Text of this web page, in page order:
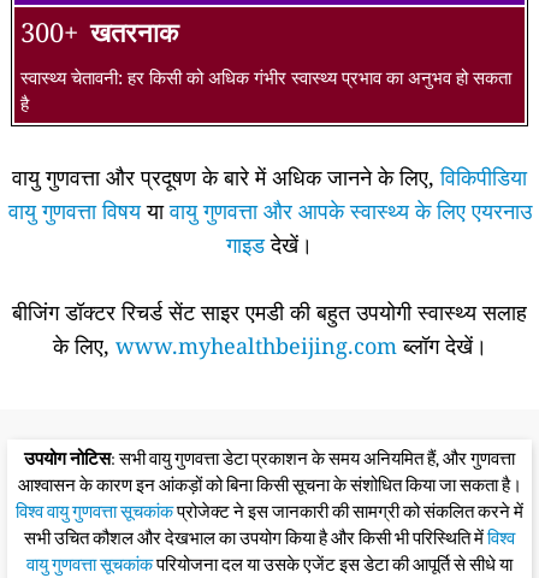
300+ खतरनाक
स्वास्थ्य चेतावनी: हर किसी को अधिक गंभीर स्वास्थ्य प्रभाव का अनुभव हो सकता
है
वायु गुणवत्ता और प्रदूषण के बारे में अधिक जानने के लिए,विकिपीडिया
वायु गुणवत्ता विषययावायु गुणवत्ता और आपके स्वास्थ्य के लिए एयरनाउ
गाइडदेखें।
बीजिंग डॉक्टर रिचर्ड सेंट साइर एमडी की बहुत उपयोगी स्वास्थ्य सलाह
के लिए, www.myhealthbeijing.comब्लॉग देखें।
उपयोग नोटिस: सभी वायु गुणवत्ता डेटा प्रकाशन के समय अनियमित हैं, और गुणवत्ता
आश्वासन के कारण इन आंकड़ों को बिना किसी सूचना के संशोधित किया जा सकता है।
विश्व वायु गुणवत्ता सूचकांकप्रोजेक्ट ने इस जानकारी की सामग्री को संकलित करने में
सभी उचित कौशल और देखभाल का उपयोग किया है और किसी भी परिस्थिति मेंविश्व
वायु गुणवत्ता सूचकांकपरियोजना दल या उसके एजेंट इस डेटा की आपूर्ति से सीधे या